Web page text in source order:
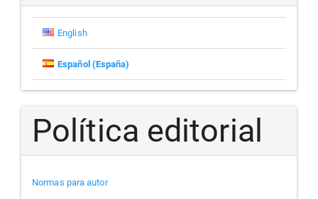
English
Español (España)
Política editorial
Normas para autor